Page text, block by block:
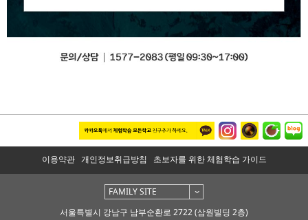
이용약관 개인정보취급방침 초보자를 위한 체험학습 가이드
FAMILY SITE
서울특별시 강남구 남부순환로 2722 (삼원빌딩 2층)